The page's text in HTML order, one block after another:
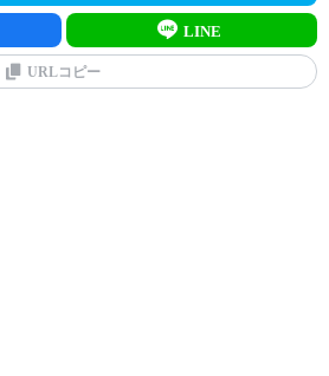
LINE
URLコピー